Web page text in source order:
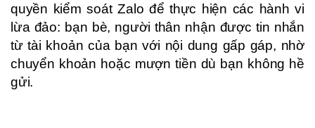
quyền kiểm soát Zalo để thực hiện các hành vi
lừa đảo: bạn bè, người thân nhận được tin nhắn
từ tài khoản của bạn với nội dung gấp gáp, nhờ
chuyển khoản hoặc mượn tiền dù bạn không hề
gửi.